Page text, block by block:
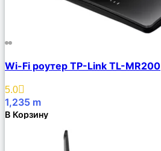
Описание
Избранное
Wi-Fi роутер TP-Link TL-MR200
5.0
1,235 m
В Корзину